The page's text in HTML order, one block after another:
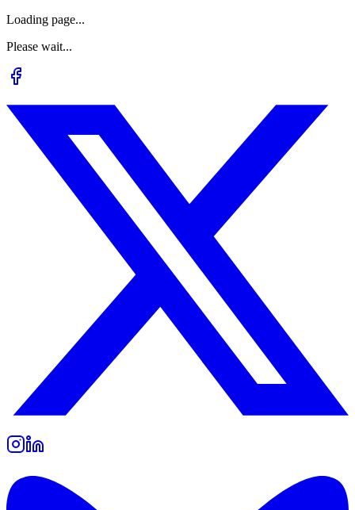
Loading page...
Please wait...